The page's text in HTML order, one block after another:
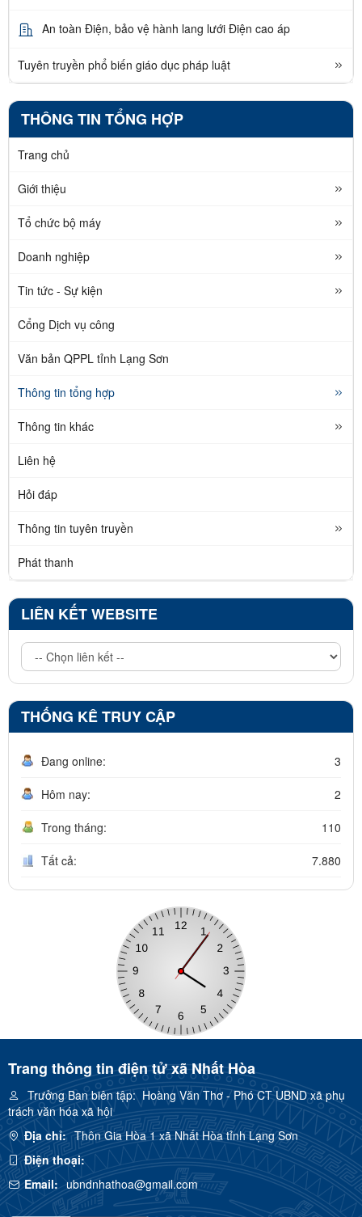
An toàn Điện, bảo vệ hành lang lưới Điện cao áp
Tuyên truyền phổ biến giáo dục pháp luật
THÔNG TIN TỔNG HỢP
Trang chủ
Giới thiệu
Tổ chức bộ máy
Doanh nghiệp
Tin tức - Sự kiện
Cổng Dịch vụ công
Văn bản QPPL tỉnh Lạng Sơn
Thông tin tổng hợp
Thông tin khác
Liên hệ
Hỏi đáp
Thông tin tuyên truyền
Phát thanh
LIÊN KẾT WEBSITE
THỐNG KÊ TRUY CẬP
Đang online: 3
Hôm nay: 2
Trong tháng: 110
Tất cả: 7.880
Trang thông tin điện tử xã Nhất Hòa
Trưởng Ban biên tập:Hoàng Văn Thơ - Phó CT UBND xã phụ
trách văn hóa xã hội
Địa chỉ: Thôn Gia Hòa 1 xã Nhất Hòa tỉnh Lạng Sơn
Điện thoại:
Email: ubndnhathoa@gmail.com